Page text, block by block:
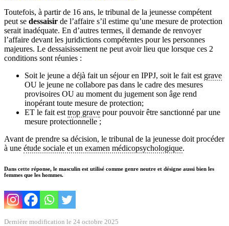
Toutefois, à partir de 16 ans, le tribunal de la jeunesse compétent
peut se dessaisir de l’affaire s’il estime qu’une mesure de protection
serait inadéquate. En d’autres termes, il demande de renvoyer
l’affaire devant les juridictions compétentes pour les personnes
majeures. Le dessaisissement ne peut avoir lieu que lorsque ces 2
conditions sont réunies :
Soit le jeune a déjà fait un séjour en IPPJ, soit le fait est grave
OU le jeune ne collabore pas dans le cadre des mesures
provisoires OU au moment du jugement son âge rend
inopérant toute mesure de protection;
ET le fait est trop grave pour pouvoir être sanctionné par une
mesure protectionnelle ;
Avant de prendre sa décision, le tribunal de la jeunesse doit procéder
à une étude sociale et un examen médicopsychologique.
Dans cette réponse, le masculin est utilisé comme genre neutre et désigne aussi bien les
femmes que les hommes.
Dernière modification le 24 octobre 2025